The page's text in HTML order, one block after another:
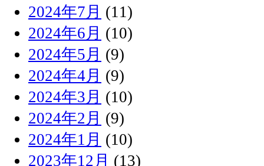
2024年7月 (11)
2024年6月 (10)
2024年5月 (9)
2024年4月 (9)
2024年3月 (10)
2024年2月 (9)
2024年1月 (10)
2023年12月 (13)